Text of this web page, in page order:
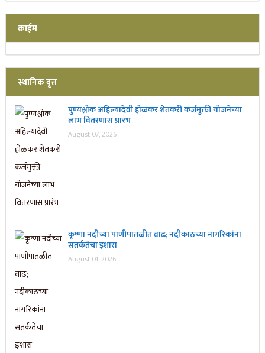
क्राईम
स्थानिक वृत्त
पुण्यश्लोक अहिल्यादेवी होळकर शेतकरी कर्जमुक्ती योजनेच्या
लाभ वितरणास प्रारंभ
August 07, 2026
कृष्णा नदीच्या पाणीपातळीत वाढ; नदीकाठच्या नागरिकांना
सतर्कतेचा इशारा
August 01, 2026